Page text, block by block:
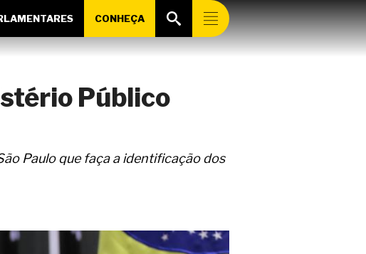
CONHEÇA
Público
Paulo que faça a identificação dos